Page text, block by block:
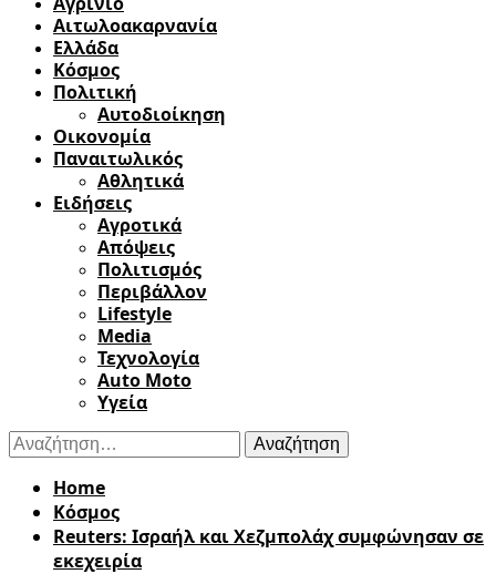
Αιτωλοακαρνανία
Ελλάδα
Κόσμος
Πολιτική
Αυτοδιοίκηση
Οικονομία
Παναιτωλικός
Αθλητικά
Ειδήσεις
Αγροτικά
Απόψεις
Πολιτισμός
Περιβάλλον
Lifestyle
Media
Τεχνολογία
Auto Moto
Υγεία
Αναζήτηση
για:
Home
Κόσμος
Reuters: Ισραήλ και Χεζμπολάχ συμφώνησαν σε
εκεχειρία